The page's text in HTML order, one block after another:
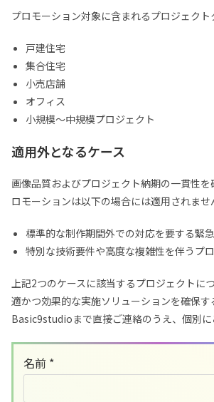
プロモーション対象に含まれるプロジェクト
戸建住宅
集合住宅
小売店舗
オフィス
小規模〜中規模プロジェクト
適用外となるケース
画像品質およびプロジェクト納期の一貫性
ロモーションは以下の場合には適用されませ
標準的な制作期間外での対応を要する緊
特別な技術要件や高度な複雑性を伴うプロ
上記2つのケースに該当するプロジェクトに
適かつ効果的な実施ソリューションを確保す
Basic9studioまで直接ご連絡のうえ、個別に
名前 *